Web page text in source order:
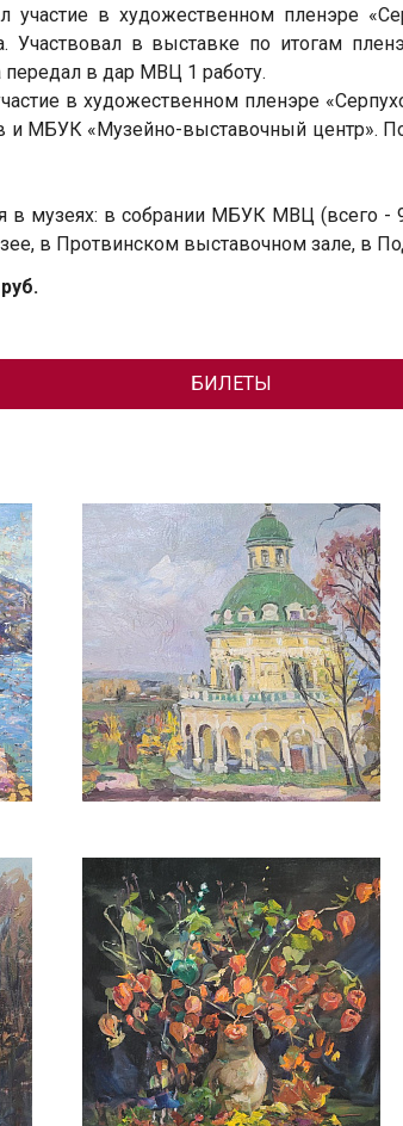
в художественном пленэре
Участвовал в выставке по итогам
в дар МВЦ 1 работу.
в художественном пленэре
и МБУК «Музейно-выставочный центр».
в музеях: в собрании МБУК МВЦ (всего -
в Протвинском выставочном зале, в
БИЛЕТЫ